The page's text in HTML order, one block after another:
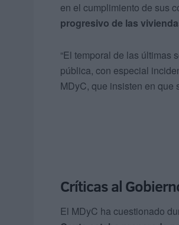
en el cumplimiento de sus
progresivo de las
“El temporal de las últimas
pública, con especial
MDyC, que insisten en que
Críticas al
El MDyC ha cuestionado